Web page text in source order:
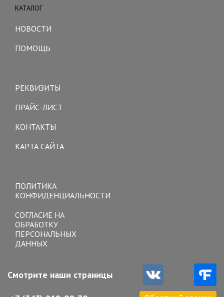
КАТАЛОГ
НОВОСТИ
ПОМОЩЬ
РЕКВИЗИТЫ
ПРАЙС-ЛИСТ
КОНТАКТЫ
КАРТА САЙТА
ПОЛИТИКА
КОНФИДЕНЦИАЛЬНОСТИ
СОГЛАСИЕ НА
ОБРАБОТКУ
ПЕРСОНАЛЬНЫХ
ДАННЫХ
Смотрите наши страницы